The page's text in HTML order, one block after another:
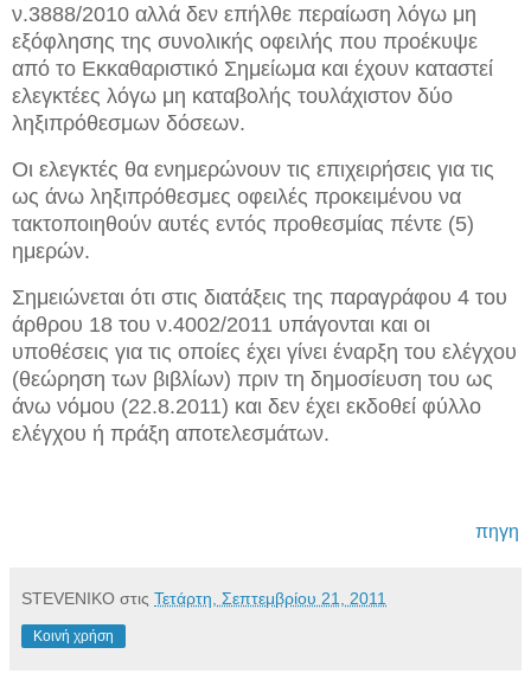
ν.3888/2010 αλλά δεν επήλθε περαίωση λόγω μη
εξόφλησης της συνολικής οφειλής που προέκυψε
από το Εκκαθαριστικό Σημείωμα και έχουν καταστεί
ελεγκτέες λόγω μη καταβολής τουλάχιστον δύο
ληξιπρόθεσμων δόσεων.
Οι ελεγκτές θα ενημερώνουν τις επιχειρήσεις για τις
ως άνω ληξιπρόθεσμες οφειλές προκειμένου να
τακτοποιηθούν αυτές εντός προθεσμίας πέντε (5)
ημερών.
Σημειώνεται ότι στις διατάξεις της παραγράφου 4 του
άρθρου 18 του ν.4002/2011 υπάγονται και οι
υποθέσεις για τις οποίες έχει γίνει έναρξη του ελέγχου
(θεώρηση των βιβλίων) πριν τη δημοσίευση του ως
άνω νόμου (22.8.2011) και δεν έχει εκδοθεί φύλλο
ελέγχου ή πράξη αποτελεσμάτων.
πηγη
STEVENIKO στις Τετάρτη, Σεπτεμβρίου 21, 2011
Κοινή χρήση